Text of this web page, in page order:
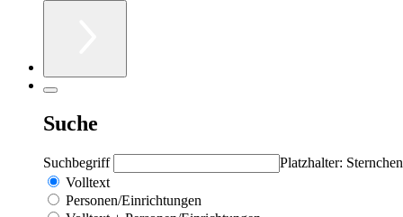
Suche
Suchbegriff
Platzhalter:
Volltext
Personen/Einrichtungen